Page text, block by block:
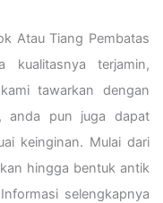
Atau Tiang Pembatas
kualitasnya terjamin,
tawarkan dengan
anda pun juga dapat
keinginan. Mulai dari
hingga bentuk antik
selengkapnya